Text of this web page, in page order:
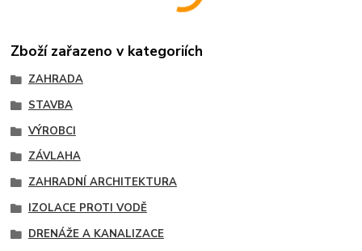
Zboží zařazeno v kategoriích
ZAHRADA
STAVBA
VÝROBCI
ZÁVLAHA
ZAHRADNÍ ARCHITEKTURA
IZOLACE PROTI VODĚ
DRENÁŽE A KANALIZACE